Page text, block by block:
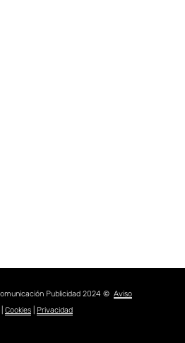
Publicidad 2024 © Aviso
Cookies| Privacidad